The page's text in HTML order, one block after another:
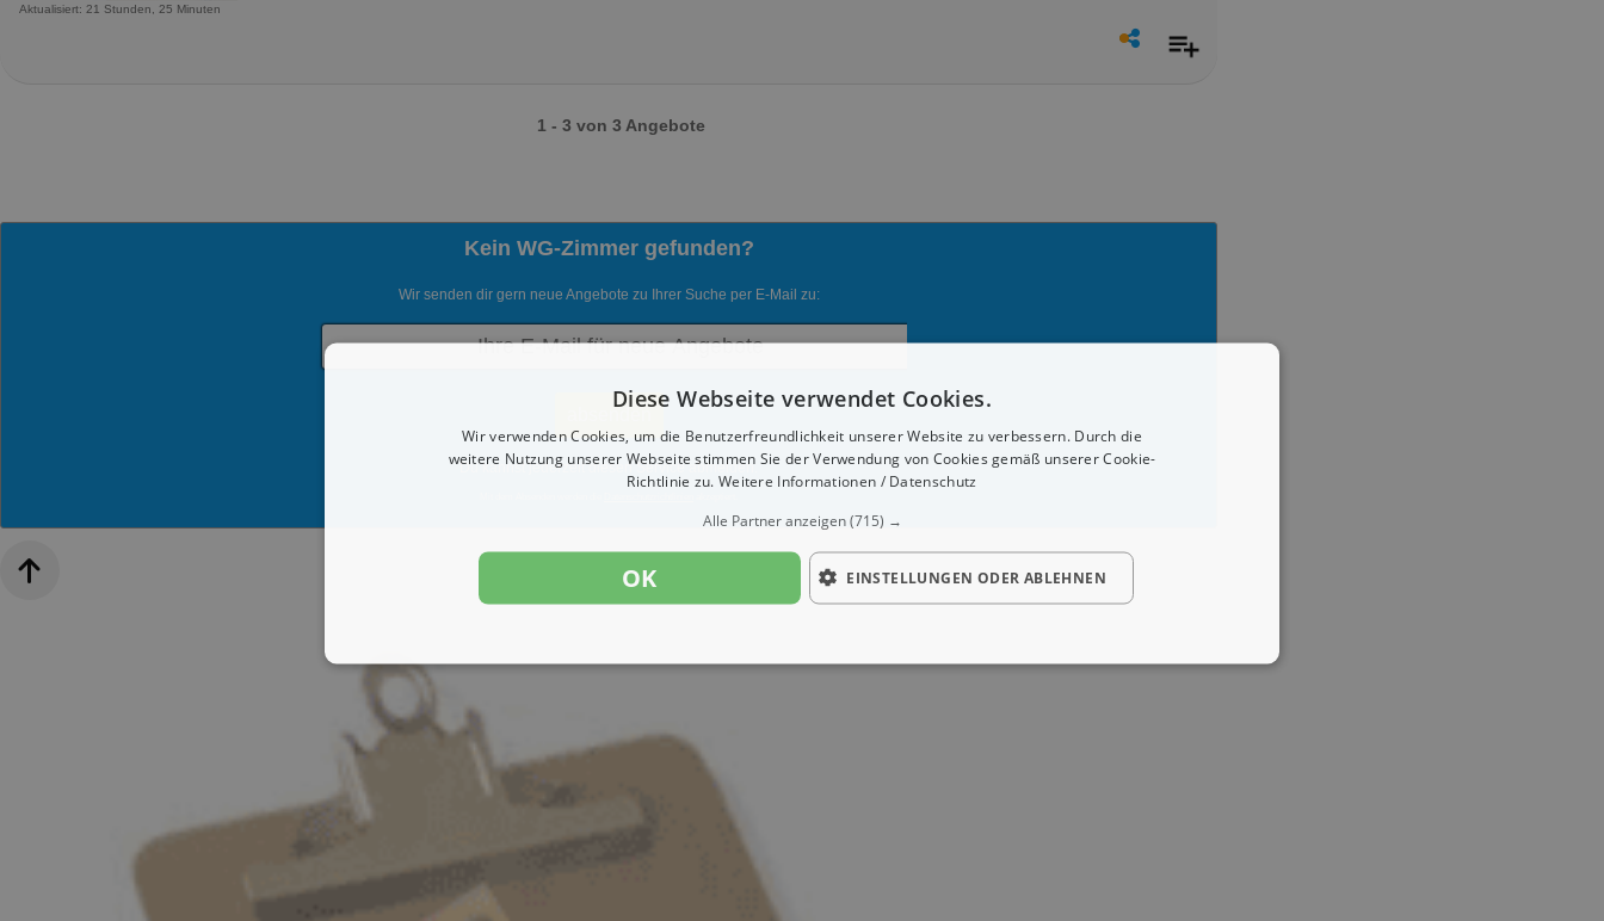
Aktualisiert: 21 Stunden, 25 Minuten
1 - 3 von 3 Angebote
Kein WG-Zimmer gefunden?
Wir senden dir gern neue Angebote zu Ihrer Suche per E-Mail zu:
Du kannst jederzeit diesen Service abmelden.
Diese Webseite verwendet Cookies.
Wir verwenden Cookies, um die Benutzerfreundlichkeit unserer Website zu verbessern. Durch die
weitere Nutzung unserer Webseite stimmen Sie der Verwendung von Cookies gemäß unserer Cookie-
Richtlinie zu. Weitere Informationen / Datenschutz
Alle Partner anzeigen(715) →
OK EINSTELLUNGEN ODER ABLEHNEN